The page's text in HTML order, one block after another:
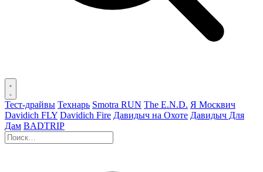
Тест-драйвы Технарь Smotra RUN The E.N.D. Я Москвич
Davidich FLY Davidich Fire Давидыч на Охоте Давидыч Для
Дам BADTRIP